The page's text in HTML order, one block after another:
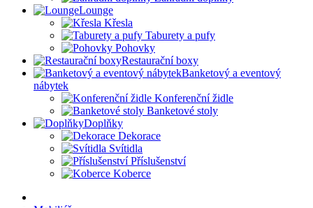
Lounge
Křesla
Taburety a pufy
Pohovky
Restaurační boxy
Banketový a eventový
nábytek
Konferenční židle
Banketové stoly
Doplňky
Dekorace
Svítidla
Příslušenství
Koberce